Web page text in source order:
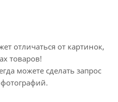
отличаться от картинок,
товаров!
можете сделать запрос